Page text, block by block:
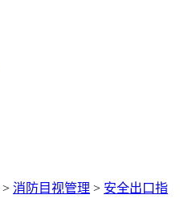
> 消防目视管理 > 安全出口指